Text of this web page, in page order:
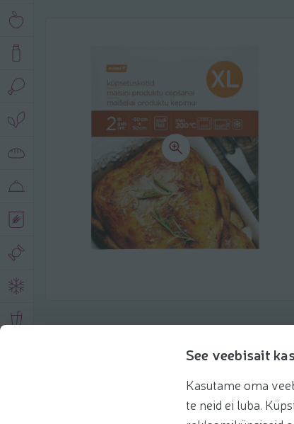
See veebisait
Kasutame oma
te neid ei luba.
Soovitatud tooted